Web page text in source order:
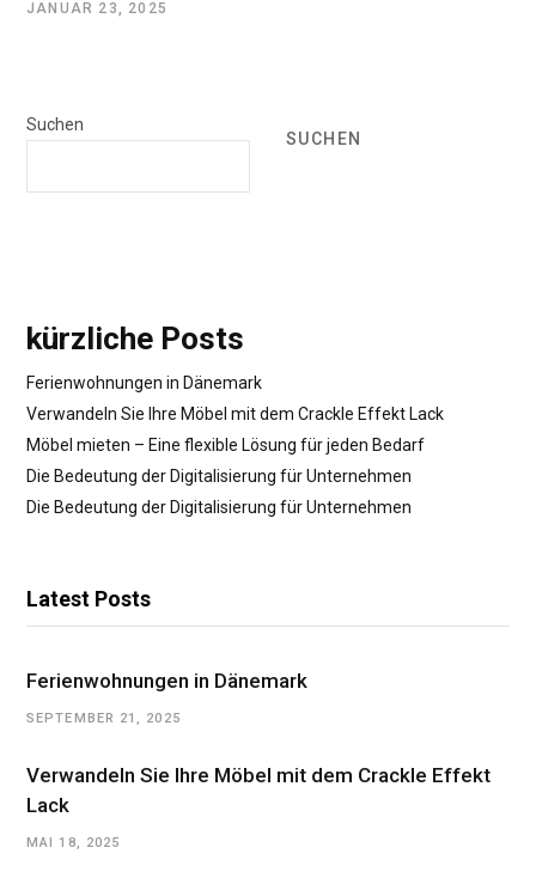
JANUAR 23, 2025
Suchen
SUCHEN
kürzliche Posts
Ferienwohnungen in Dänemark
Verwandeln Sie Ihre Möbel mit dem Crackle Effekt Lack
Möbel mieten – Eine flexible Lösung für jeden Bedarf
Die Bedeutung der Digitalisierung für Unternehmen
Die Bedeutung der Digitalisierung für Unternehmen
Latest Posts
Ferienwohnungen in Dänemark
SEPTEMBER 21, 2025
Verwandeln Sie Ihre Möbel mit dem Crackle Effekt
Lack
MAI 18, 2025